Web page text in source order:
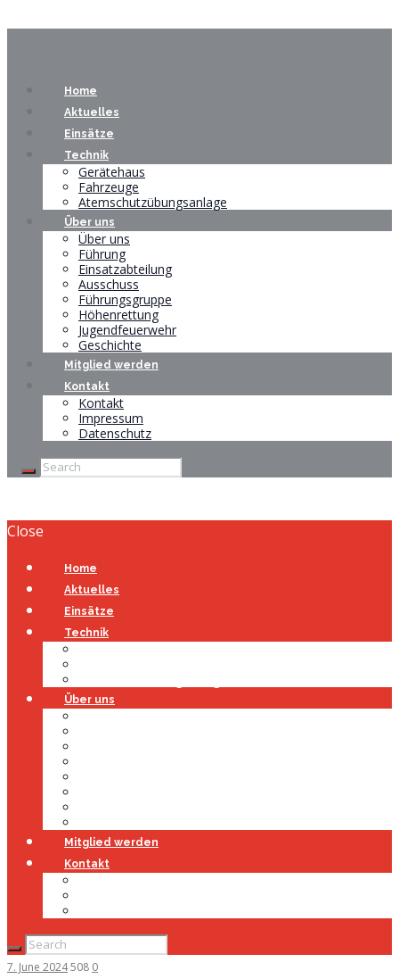
Home
Aktuelles
Einsätze
Technik
Gerätehaus
Fahrzeuge
Atemschutzübungsanlage
Über uns
Über uns
Führung
Einsatzabteilung
Ausschuss
Führungsgruppe
Höhenrettung
Jugendfeuerwehr
Geschichte
Mitglied werden
Kontakt
Kontakt
Impressum
Datenschutz
Close
Home
Aktuelles
Einsätze
Technik
Über uns
Mitglied werden
Kontakt
7. June 2024508 0